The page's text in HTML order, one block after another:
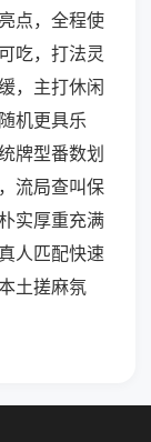
点，全程使
吃，打法灵
，主打休闲
机更具乐
牌型番数划
流局查叫保
实厚重充满
人匹配快速
土搓麻氛